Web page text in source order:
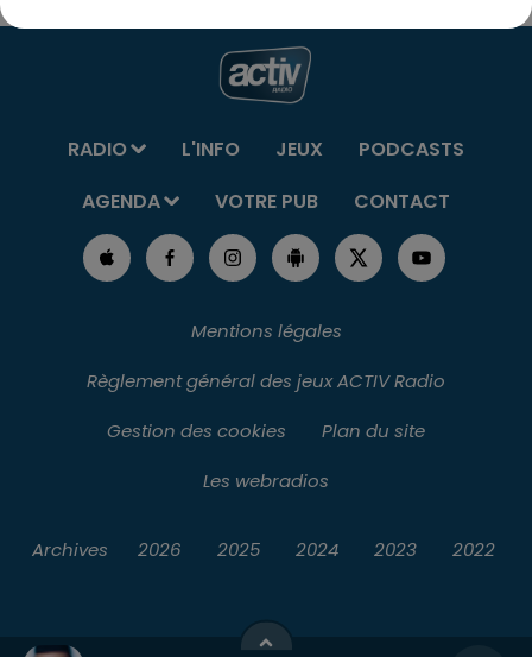
RADIO L'INFO JEUX
PODCASTS
AGENDA
VOTRE PUB CONTACT
Mentions légales
Règlement général des jeux ACTIV Radio
Gestion des cookies
Plan du site
Les webradios
Archives 2026 2025 2024 2023 2022